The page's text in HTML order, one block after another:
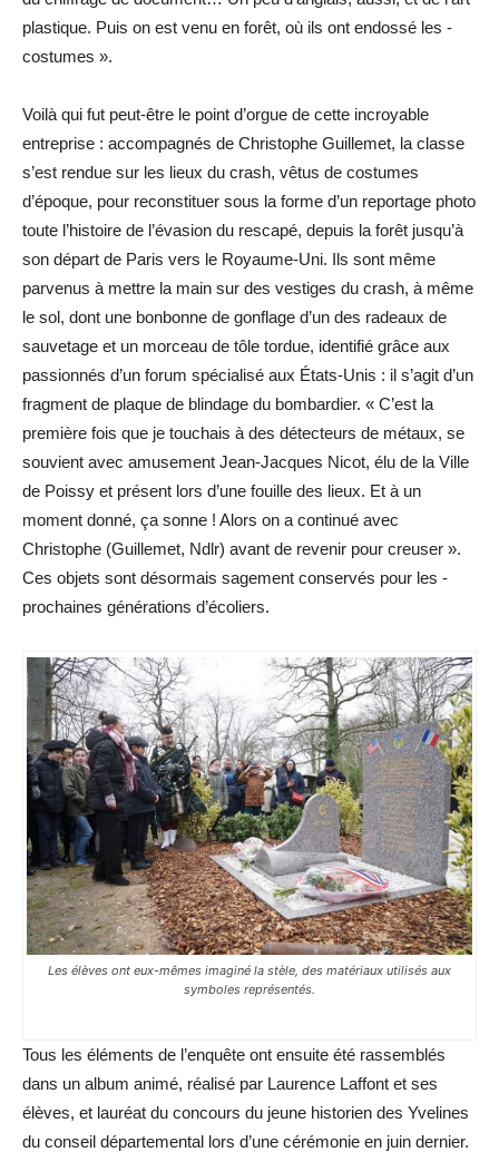
plastique. Puis on est venu en forêt, où ils ont endossé les ­
costumes ».
Voilà qui fut peut-être le point d’orgue de cette incroyable
entreprise : accompagnés de Christophe Guillemet, la classe
s’est rendue sur les lieux du crash, vêtus de costumes
d’époque, pour reconstituer sous la forme d’un reportage photo
toute l’histoire de l’évasion du rescapé, depuis la forêt jusqu’à
son départ de Paris vers le Royaume-Uni. Ils sont même
parvenus à mettre la main sur des vestiges du crash, à même
le sol, dont une bonbonne de gonflage d’un des radeaux de
sauvetage et un morceau de tôle tordue, identifié grâce aux
passionnés d’un forum spécialisé aux États-Unis : il s’agit d’un
fragment de plaque de blindage du bombardier. « C’est la
première fois que je touchais à des détecteurs de métaux, se
souvient avec amusement Jean-Jacques Nicot, élu de la Ville
de Poissy et présent lors d’une fouille des lieux. Et à un
moment donné, ça sonne ! Alors on a continué avec
Christophe (Guillemet, Ndlr) avant de revenir pour creuser ».
Ces objets sont désormais sagement conservés pour les ­
prochaines ­générations d’écoliers.
Les élèves ont eux-mêmes imaginé la stèle, des matériaux utilisés aux
symboles représentés.
Tous les éléments de l’enquête ont ensuite été rassemblés
dans un album animé, réalisé par Laurence Laffont et ses
élèves, et lauréat du concours du jeune historien des Yvelines
du conseil départemental lors d’une cérémonie en juin dernier.